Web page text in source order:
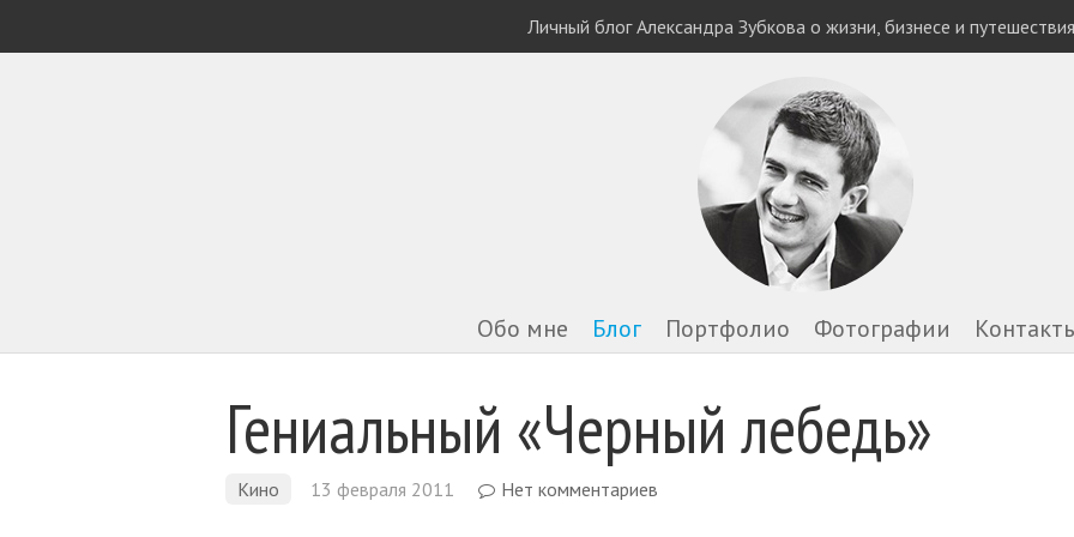
Личный блог Александра Зубкова о жизни, бизнесе и
Обо мне Блог Портфолио Фотографии
Гениальный «Черный лебедь»
Кино 13 февраля 2011 Нет комментариев